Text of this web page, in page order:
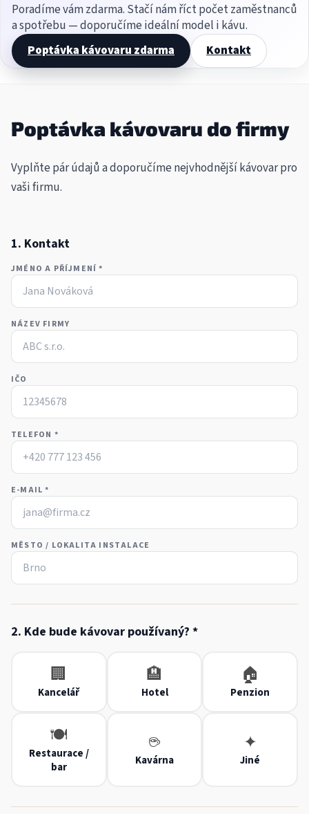
Poradíme vám zdarma. Stačí nám říct počet zaměstnanců
a spotřebu — doporučíme ideální model i kávu.
Poptávka kávovaru zdarma
Kontakt
Poptávka kávovaru do firmy
Vyplňte pár údajů a doporučíme nejvhodnější kávovar pro
vaši firmu.
1. Kontakt
JMÉNO A PŘÍJMENÍ *
NÁZEV FIRMY
IČO
TELEFON *
E-MAIL *
MĚSTO / LOKALITA INSTALACE
2. Kde bude kávovar používaný? *
🏢
Kancelář
🏨
Hotel
🏠
Penzion
🍽️
Restaurace /
bar
☕
Kavárna
✦
Jiné